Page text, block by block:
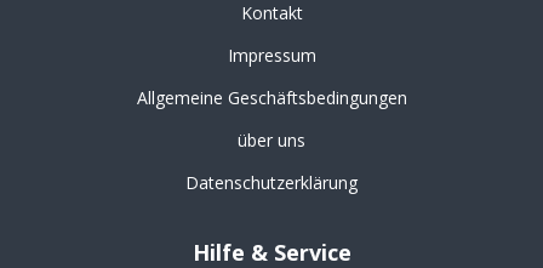
Kontakt
Impressum
Allgemeine Geschäftsbedingungen
über uns
Datenschutzerklärung
Hilfe & Service